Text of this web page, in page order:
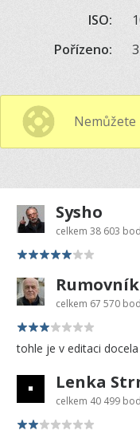
ISO:
Pořízeno:
Sysho
celkem 38 603
celkem 67 570
tohle je v editaci
Lenka
celkem 40 499